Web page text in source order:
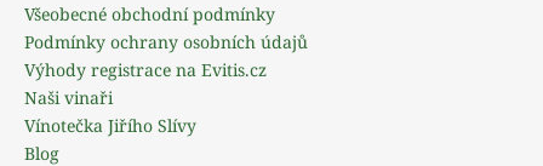
c
í
Všeobecné obchodní podmínky
Podmínky ochrany osobních údajů
Výhody registrace na Evitis.cz
Naši vinaři
Vínotečka Jiřího Slívy
Blog